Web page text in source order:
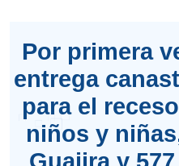
Por primera
entrega
para el
niños y